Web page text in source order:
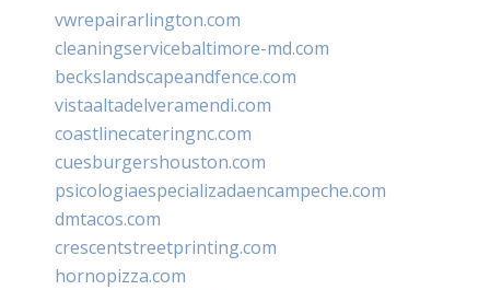
vwrepairarlington.com
cleaningservicebaltimore-md.com
beckslandscapeandfence.com
vistaaltadelveramendi.com
coastlinecateringnc.com
cuesburgershouston.com
psicologiaespecializadaencampeche.com
dmtacos.com
crescentstreetprinting.com
hornopizza.com